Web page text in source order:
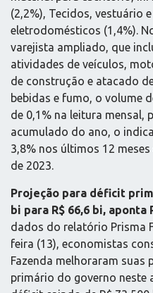
(2,2%), Tecidos, vestuário
eletrodomésticos (1,4%).
varejista ampliado, que
atividades de veículos,
de construção e atacado
bebidas e fumo, o volume
de 0,1% na leitura mensal,
acumulado do ano, o
3,8% nos últimos 12
de 2023.
Projeção para déficit
bi para R$ 66,6 bi, aponta
dados do relatório Prisma
feira (13), economistas
Fazenda melhoraram suas
primário do governo neste